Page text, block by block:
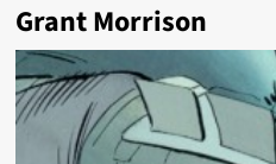
Grant Morrison